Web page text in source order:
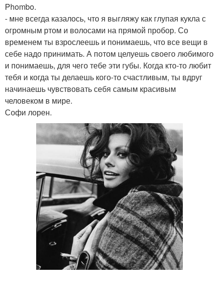
Phombo.
- мне всегда казалось, что я выгляжу как глупая кукла с
огромным ртом и волосами на прямой пробор. Со
временем ты взрослеешь и понимаешь, что все вещи в
себе надо принимать. А потом целуешь своего любимого
и понимаешь, для чего тебе эти губы. Когда кто-то любит
тебя и когда ты делаешь кого-то счастливым, ты вдруг
начинаешь чувствовать себя самым красивым
человеком в мире.
Софи лорен.